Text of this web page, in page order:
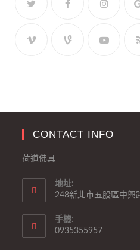
CONTACT INFO
荷道佛具
地址:
248新北市五股區中興
手機:
0935355957